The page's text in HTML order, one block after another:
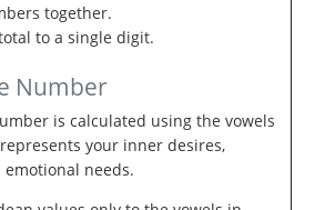
together.
to a single digit.
Number
is calculated using the vowels
your inner desires,
needs.